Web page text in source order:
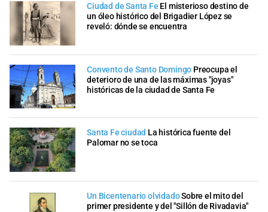
Ciudad de Santa Fe El misterioso destino de
un óleo histórico del Brigadier López se
reveló: dónde se encuentra
Convento de Santo Domingo Preocupa el
deterioro de una de las máximas "joyas"
históricas de la ciudad de Santa Fe
Santa Fe ciudad La histórica fuente del
Palomar no se toca
Un Bicentenario olvidadoSobre el mito del
primer presidente y del "Sillón de Rivadavia"